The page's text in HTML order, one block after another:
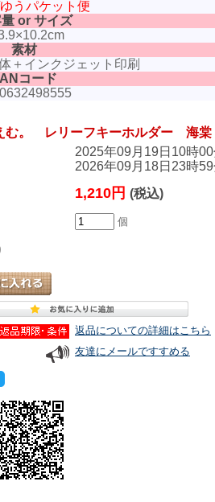
うパケット便
or サイズ
素材
＋インクジェット印刷
コード
む。 レリーフキーホルダー 海棠
2025年09月19日10時00
2026年09月18日23時
1,210円 (税込)
個
返品についての詳細はこちら
友達にメールですすめる